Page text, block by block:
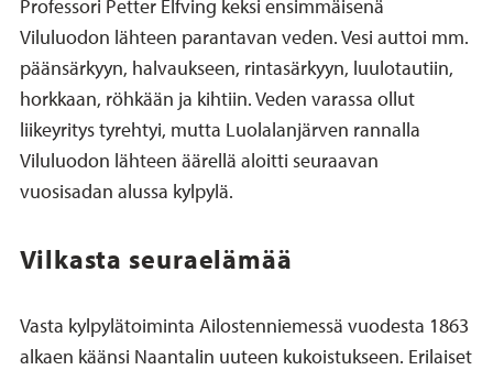
Professori Petter Elfving keksi ensimmäisenä
Viluluodon lähteen parantavan veden. Vesi auttoi mm.
päänsärkyyn, halvaukseen, rintasärkyyn, luulotautiin,
horkkaan, röhkään ja kihtiin. Veden varassa ollut
liikeyritys tyrehtyi, mutta Luolalanjärven rannalla
Viluluodon lähteen äärellä aloitti seuraavan
vuosisadan alussa kylpylä.
Vilkasta seuraelämää
Vasta kylpylätoiminta Ailostenniemessä vuodesta 1863
alkaen käänsi Naantalin uuteen kukoistukseen. Erilaiset